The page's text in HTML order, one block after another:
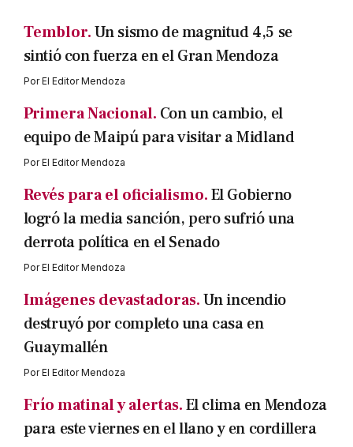
Temblor.Un sismo de magnitud 4,5 se
sintió con fuerza en el Gran Mendoza
PorEl Editor Mendoza
Primera Nacional. Con un cambio, el
equipo de Maipú para visitar a Midland
PorEl Editor Mendoza
Revés para el oficialismo.El Gobierno
logró la media sanción, pero sufrió una
derrota política en el Senado
PorEl Editor Mendoza
Imágenes devastadoras.Un incendio
destruyó por completo una casa en
Guaymallén
PorEl Editor Mendoza
Frío matinal y alertas.El clima en Mendoza
para este viernes en el llano y en cordillera